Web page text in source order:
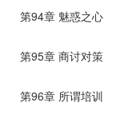
第94章 魅惑之心
第95章 商讨对策
第96章 所谓培训